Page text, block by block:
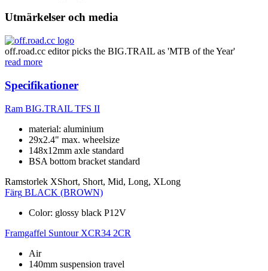
Utmärkelser och media
off.road.cc editor picks the BIG.TRAIL as 'MTB of the Year'
read more
Specifikationer
Ram BIG.TRAIL TFS II
material: aluminium
29x2.4" max. wheelsize
148x12mm axle standard
BSA bottom bracket standard
Ramstorlek XShort, Short, Mid, Long, XLong
Färg BLACK (BROWN)
Color: glossy black P12V
Framgaffel Suntour XCR34 2CR
Air
140mm suspension travel